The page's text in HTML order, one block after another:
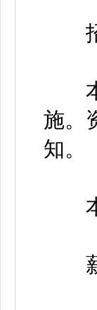
招
本
施。
知。
本
薪